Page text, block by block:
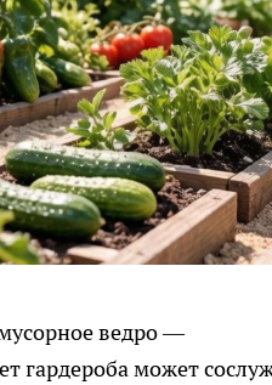
ведро —
гардероба может